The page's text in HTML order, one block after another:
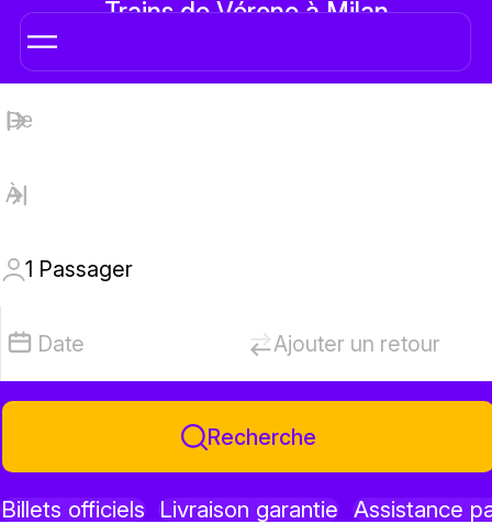
Trains de Vérone à Milan
1 Passager
Date Ajouter un retour
Recherche
Billets officiels Livraison garantie Assistance